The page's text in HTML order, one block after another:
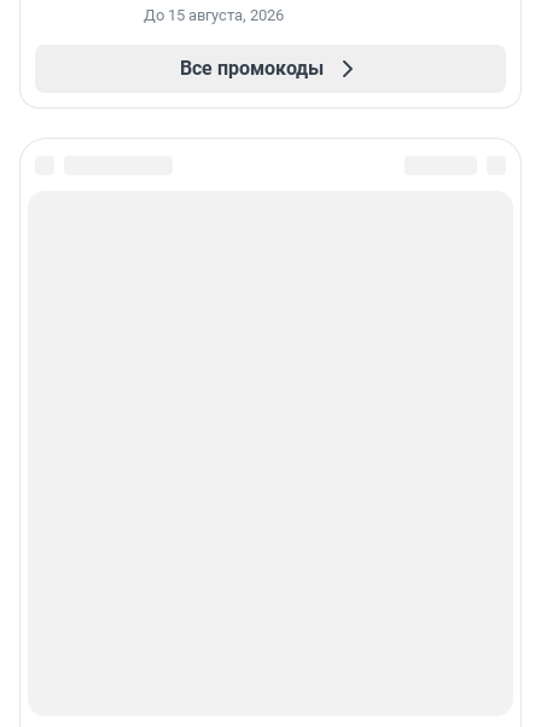
До 15 августа, 2026
Все промокоды